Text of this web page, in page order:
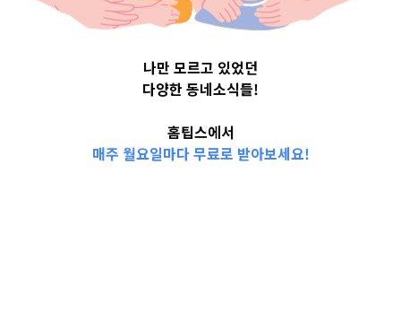
나만 모르고 있었던
다양한 동네소식들!
홈팁스에서
매주 월요일마다 무료로 받아보세요!